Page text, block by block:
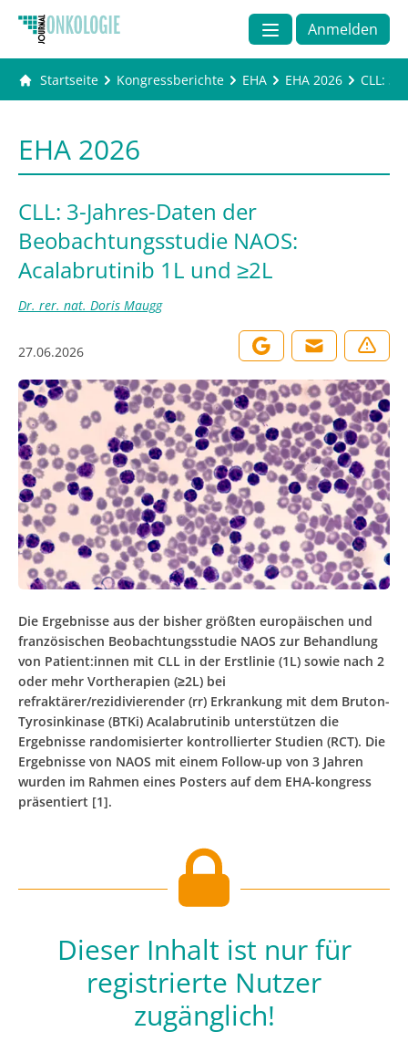
Anmelden
Startseite Kongressberichte EHA EHA 2026 CLL:
EHA 2026
CLL: 3-Jahres-Daten der
Beobachtungsstudie NAOS:
Acalabrutinib 1L und ≥2L
Dr. rer. nat. Doris Maugg
27.06.2026
Die Ergebnisse aus der bisher größten europäischen und
französischen Beobachtungsstudie NAOS zur Behandlung
von Patient:innen mit CLL in der Erstlinie (1L) sowie nach 2
oder mehr Vortherapien (≥2L) bei
refraktärer/rezidivierender (rr) Erkrankung mit dem Bruton-
Tyrosinkinase (BTKi) Acalabrutinib unterstützen die
Ergebnisse randomisierter kontrollierter Studien (RCT). Die
Ergebnisse von NAOS mit einem Follow-up von 3 Jahren
wurden im Rahmen eines Posters auf dem EHA-kongress
präsentiert [1].
Dieser Inhalt ist nur für
registrierte Nutzer
zugänglich!